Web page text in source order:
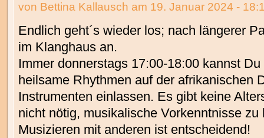
von Bettina Kallausch am 19. Januar 2024 -
Endlich geht´s wieder los; nach längerer
im Klanghaus an.
Immer donnerstags 17:00-18:00 kannst
heilsame Rhythmen auf der afrikanischen
Instrumenten einlassen. Es gibt keine
nicht nötig, musikalische Vorkenntnisse
Musizieren mit anderen ist entscheidend!